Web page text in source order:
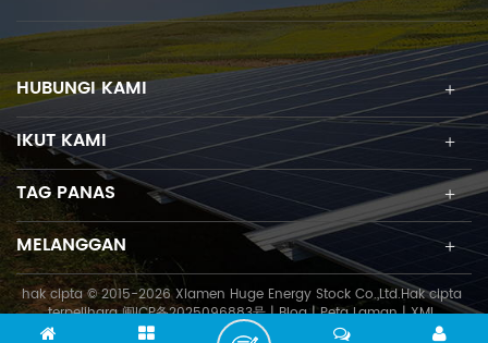
HUBUNGI KAMI
IKUT KAMI
TAG PANAS
MELANGGAN
hak cipta © 2015-2026 Xiamen Huge Energy Stock Co.,Ltd.Hak cipta
terpelihara闽ICP备2025096883号|Blog|Peta Laman|XML